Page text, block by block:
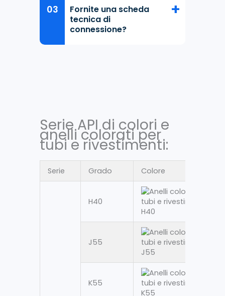
Fornite una scheda
tecnica di
connessione?
Serie API di colori e
anelli colorati per
tubi e rivestimenti:
Serie Grado Colore
H40
J55
K55